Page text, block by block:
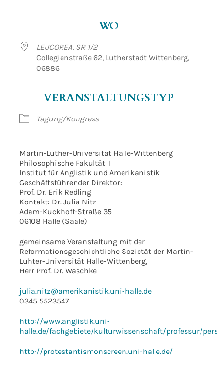
WO
LEUCOREA, SR 1/2
Collegienstraße 62, Lutherstadt Wittenberg,
06886
VERANSTALTUNGSTYP
Tagung/Kongress
Martin-Luther-Universität Halle-Wittenberg
Philosophische Fakultät II
Institut für Anglistik und Amerikanistik
Geschäftsführender Direktor:
Prof. Dr. Erik Redling
Kontakt: Dr. Julia Nitz
Adam-Kuckhoff-Straße 35
06108 Halle (Saale)
gemeinsame Veranstaltung mit der
Reformationsgeschichtliche Sozietät der Martin-
Luhter-Universität Halle-Wittenberg,
Herr Prof. Dr. Waschke
julia.nitz@amerikanistik.uni-halle.de
0345 5523547
http://www.anglistik.uni-
halle.de/fachgebiete/kulturwissenschaft/professur/
http://protestantismonscreen.uni-halle.de/